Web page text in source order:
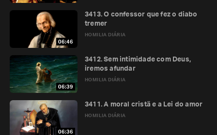
06:46
HOMILIA DIÁRIA
3413. O confessor que fez o diabo
tremer
06:39
HOMILIA DIÁRIA
3412. Sem intimidade com Deus,
iremos afundar
06:36
HOMILIA DIÁRIA
3411. A moral cristã e a Lei do amor